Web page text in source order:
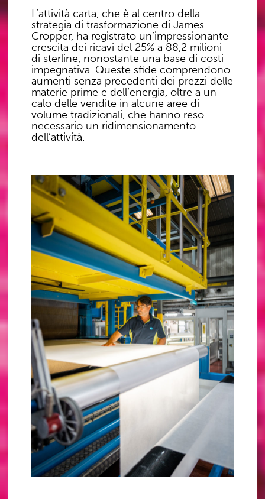
L’attività carta, che è al centro della
strategia di trasformazione di James
Cropper, ha registrato un’impressionante
crescita dei ricavi del 25% a 88,2 milioni
di sterline, nonostante una base di costi
impegnativa. Queste sfide comprendono
aumenti senza precedenti dei prezzi delle
materie prime e dell’energia, oltre a un
calo delle vendite in alcune aree di
volume tradizionali, che hanno reso
necessario un ridimensionamento
dell’attività.